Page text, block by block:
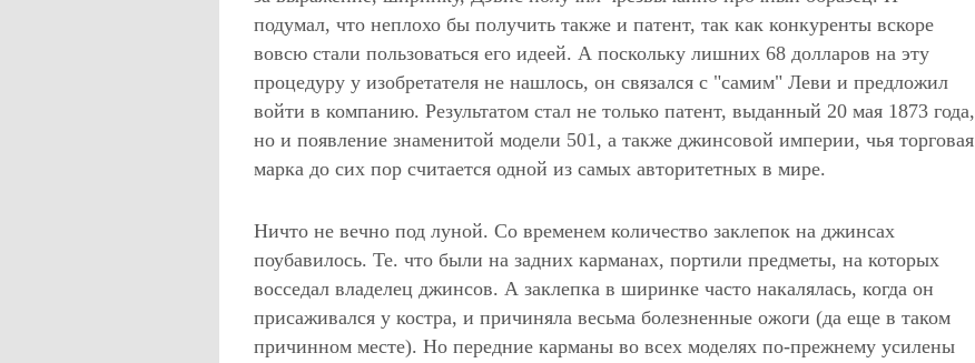
подумал, что неплохо бы получить также и патент, так как конкуренты вскоре
вовсю стали пользоваться его идеей. А поскольку лишних 68 долларов на эту
процедуру у изобретателя не нашлось, он связался с "самим" Леви и предложил
войти в компанию. Результатом стал не только патент, выданный 20 мая 1873 года,
но и появление знаменитой модели 501, а также джинсовой империи, чья торговая
марка до сих пор считается одной из самых авторитетных в мире.
Ничто не вечно под луной. Со временем количество заклепок на джинсах
поубавилось. Те. что были на задних карманах, портили предметы, на которых
восседал владелец джинсов. А заклепка в ширинке часто накалялась, когда он
присаживался у костра, и причиняла весьма болезненные ожоги (да еще в таком
причинном месте). Но передние карманы во всех моделях по-прежнему усилены